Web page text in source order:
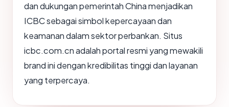
dan dukungan pemerintah China menjadikan
ICBC sebagai simbol kepercayaan dan
keamanan dalam sektor perbankan. Situs
icbc.com.cn adalah portal resmi yang mewakili
brand ini dengan kredibilitas tinggi dan layanan
yang terpercaya.